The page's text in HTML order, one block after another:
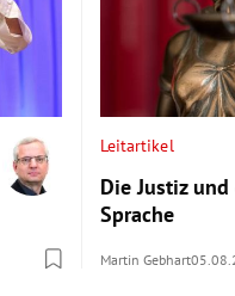
Leitartikel
Die Justiz
Sprache
Martin Gebhart